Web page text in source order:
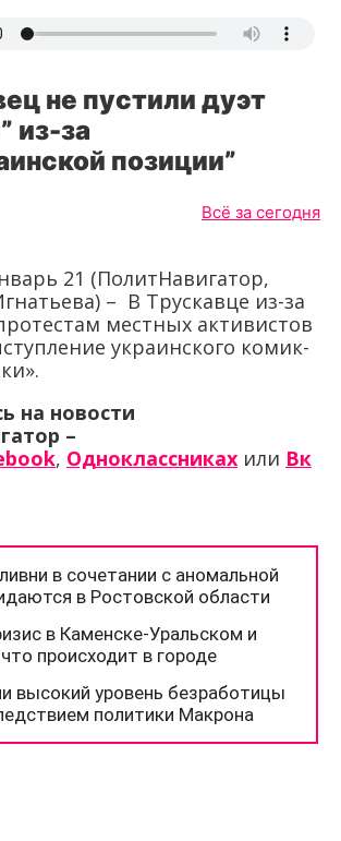
не пустили дуэт
из-за
позиции”
Всё за сегодня
21 (ПолитНавигатор,
– В Трускавце из-за
местных активистов
украинского комик-
на новости
–
, Одноклассниках или Вк